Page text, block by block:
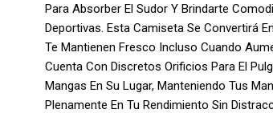
Para Absorber El Sudor Y Brindarte
Deportivas. Esta Camiseta Se Convertirá
Te Mantienen Fresco Incluso Cuando
Cuenta Con Discretos Orificios Para El
Mangas En Su Lugar, Manteniendo Tus
Plenamente En Tu Rendimiento Sin